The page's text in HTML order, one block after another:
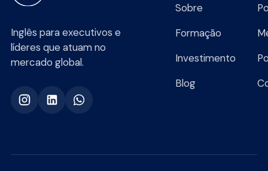
Inglês para executivos e
líderes que atuam no
mercado global.
Sobre
Formação
Investimento
Blog